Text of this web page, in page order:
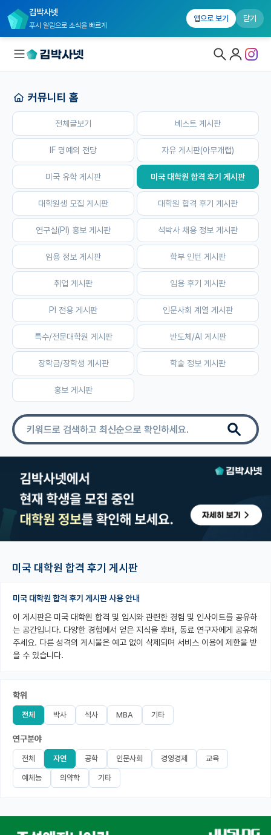
김박사넷
푸시 알림으로 소식을 빠르게
앱으로 보기 닫기
대학원생 모집
국내대학원 정보
연구실&오픈랩
커뮤니티
커뮤니티 홈
전체글보기
베스트 게시판
IF 명예의전당
자유 게시판(아무개랩)
미국 유학 게시판
미국 대학원 합격 후기 게시판
대학원생 모집 게시판
대학원 합격 후기 게시판
연구실(PI) 홍보 게시판
석박사 채용 정보 게시판
학부 인턴 게시판
취업 게시판
PI 전용 게시판
특수/전문대학원 게시판
반도체/AI 게시판
장학금/장학생 게시판
홍보 게시판
유학교육
이벤트
재팬라운지 🌸
커뮤니티 홈
전체글보기 베스트 게시판
IF 명예의 전당 자유 게시판(아무개랩)
미국 유학 게시판 미국 대학원 합격 후기 게시판
대학원생 모집 게시판 대학원 합격 후기 게시판
연구실(PI) 홍보 게시판 석박사 채용 정보 게시판
임용 정보 게시판 학부 인턴 게시판
취업 게시판 임용 후기 게시판
PI 전용 게시판 인문사회 계열 게시판
특수/전문대학원 게시판 반도체/AI 게시판
장학금/장학생 게시판 학술 정보 게시판
홍보 게시판
홈 전체글보기 IF 명예의 전당 자유 게시판(
미국 대학원 합격 후기 게시판
미국 대학원 합격 후기 게시판 사용 안내
이 게시판은 미국 대학원 합격 및 입시와 관련한 경험 및 인사이트를 공유하
는 공간입니다. 다양한 경험에서 얻은 지식을 후배, 동료 연구자에게 공유해
주세요. 다른 성격의 게시물은 예고 없이 삭제되며 서비스 이용에 제한을 받
을 수 있습니다.
학위
전체 박사 석사 MBA 기타
연구분야
전체 자연 공학 인문사회 경영경제 교육
예체능 의약학 기타